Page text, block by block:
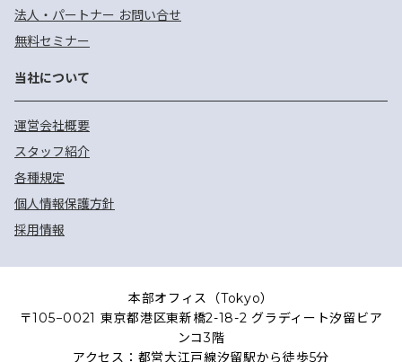
法人・パートナー お問い合せ
無料セミナー
当社について
運営会社概要
スタッフ紹介
各種規定
個人情報保護方針
採用情報
本部オフィス（Tokyo）
〒105−0021 東京都港区東新橋2-18-2 グラディート汐留ビア
ンコ3階
アクセス：都営大江戸線汐留駅から徒歩5分